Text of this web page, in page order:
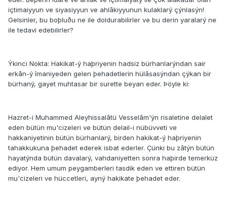
içtimaiyyun ve siyasiyyun ve ahlâkiyyunun kulaklarý çýnlasýn!
Gelsinler, bu boþluðu ne ile doldurabilirler ve bu derin yaralarý ne
ile tedavi edebilirler?
Ýkinci Nokta: Hakikat-ý haþriyenin hadsiz bürhanlarýndan sair
erkân-ý îmaniyeden gelen þehadetlerin hülâsasýndan çýkan bir
bürhaný, gayet muhtasar bir surette beyan eder. Þöyle ki:
Hazret-i Muhammed Aleyhissalâtü Vesselâm'ýn risaletine delalet
eden bütün mu'cizeleri ve bütün delail-i nübüvveti ve
hakkaniyetinin bütün bürhanlarý, birden hakikat-ý haþriyenin
tahakkukuna þehadet ederek isbat ederler. Çünki bu zâtýn bütün
hayatýnda bütün davalarý, vahdaniyetten sonra haþirde temerküz
ediyor. Hem umum peygamberleri tasdik eden ve ettiren bütün
mu'cizeleri ve hüccetleri, ayný hakikate þehadet eder.